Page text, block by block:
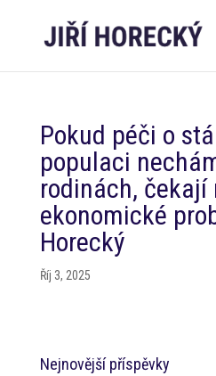
Pokud péči o
populaci
rodinách, čekají
ekonomické
Horecký
Říj 3, 2025
Nejnovější příspěvky